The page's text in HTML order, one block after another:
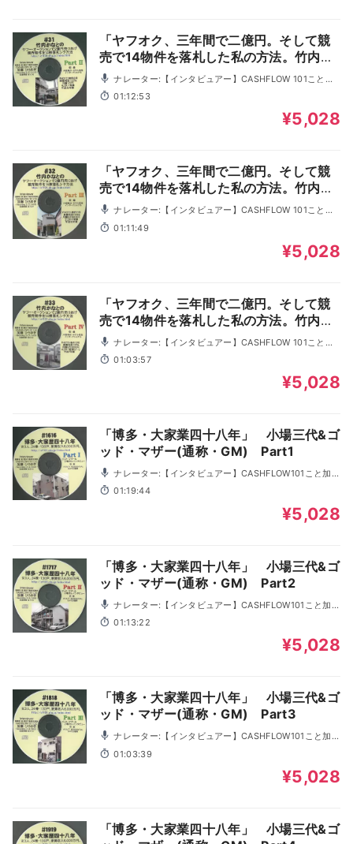
「ヤフオク、三年間で二億円。そして競
売で14物件を落札した私の方法。竹内か
なと氏・26才」 Part2
ナレーター:【インタビュアー】CASHFLOW 101こと加
藤ひろゆき, 竹内かなと
01:12:53
¥5,028
「ヤフオク、三年間で二億円。そして競
売で14物件を落札した私の方法。竹内か
なと氏・26才」 Part3
ナレーター:【インタビュアー】CASHFLOW 101こと加
藤ひろゆき, 竹内かなと
01:11:49
¥5,028
「ヤフオク、三年間で二億円。そして競
売で14物件を落札した私の方法。竹内か
なと氏・26才」 Part4
ナレーター:【インタビュアー】CASHFLOW 101こと加
藤ひろゆき, 竹内かなと
01:03:57
¥5,028
「博多・大家業四十八年」 小場三代&ゴ
ッド・マザー(通称・GM) Part1
ナレーター:【インタビュアー】CASHFLOW101こと加藤
ひろゆき 【語り手】ゴッド・マザー, 小場さん
01:19:44
¥5,028
「博多・大家業四十八年」 小場三代&ゴ
ッド・マザー(通称・GM) Part2
ナレーター:【インタビュアー】CASHFLOW101こと加藤
ひろゆき 【語り手】ゴッド・マザー, 小場さん
01:13:22
¥5,028
「博多・大家業四十八年」 小場三代&ゴ
ッド・マザー(通称・GM) Part3
ナレーター:【インタビュアー】CASHFLOW101こと加藤
ひろゆき 【語り手】ゴッド・マザー, 小場さん
01:03:39
¥5,028
「博多・大家業四十八年」 小場三代&ゴ